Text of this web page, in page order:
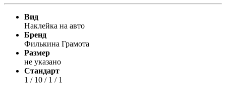
Вид
Наклейка на авто
Бренд
Филькина Грамота
Размер
не указано
Стандарт
1 / 10 / 1 / 1